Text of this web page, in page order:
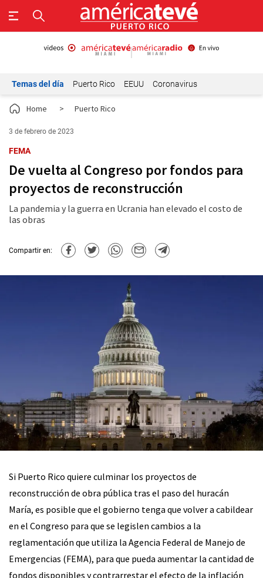
Temas del día Puerto Rico EEUU Coronavirus
Home > Puerto Rico
3 de febrero de 2023
FEMA
De vuelta al Congreso por fondos para
proyectos de reconstrucción
La pandemia y la guerra en Ucrania han elevado el costo de
las obras
Compartir en:
Si Puerto Rico quiere culminar los proyectos de
reconstrucción de obra pública tras el paso del huracán
María, es posible que el gobierno tenga que volver a cabildear
en el Congreso para que se legislen cambios a la
reglamentación que utiliza la Agencia Federal de Manejo de
Emergencias (FEMA), para que pueda aumentar la cantidad de
fondos disponibles y contrarrestar el efecto de la inflación